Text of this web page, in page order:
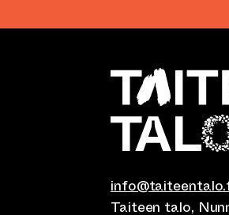
Taiteen talo,